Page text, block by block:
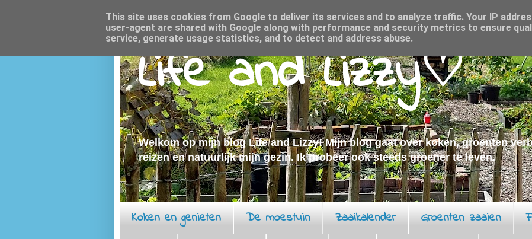
Life and Lizzy♡
Welkom op mijn blog Life and Lizzy! Mijn blog gaat over koken, groenten
reizen en natuurlijk mijn gezin. Ik probeer ook steeds groener te leven.
Koken en genieten De moestuin Zaaikalender Groenten zaaien
This site uses cookies from Google to deliver its services and to analyze traffic. Your IP
user-agent are shared with Google along with performance and security metrics to ensure
service, generate usage statistics, and to detect and address abuse.